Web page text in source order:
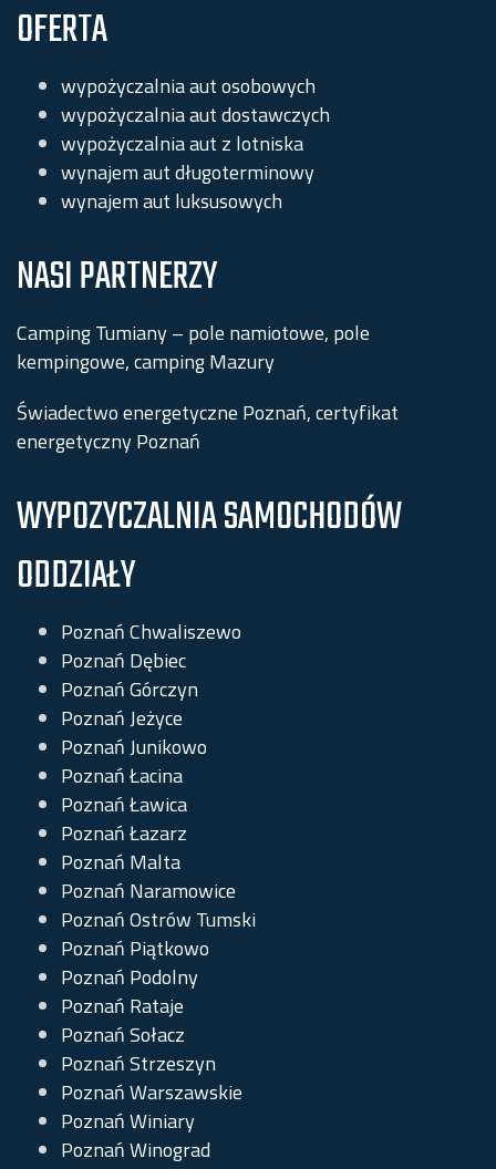
OFERTA
wypożyczalnia aut osobowych
wypożyczalnia aut dostawczych
wypożyczalnia aut z lotniska
wynajem aut długoterminowy
wynajem aut luksusowych
NASI PARTNERZY
Camping Tumiany – pole namiotowe, pole
kempingowe, camping Mazury
Świadectwo energetyczne Poznań, certyfikat
energetyczny Poznań
WYPOZYCZALNIA SAMOCHODÓW
ODDZIAŁY
Poznań Chwaliszewo
Poznań Dębiec
Poznań Górczyn
Poznań Jeżyce
Poznań Junikowo
Poznań Łacina
Poznań Ławica
Poznań Łazarz
Poznań Malta
Poznań Naramowice
Poznań Ostrów Tumski
Poznań Piątkowo
Poznań Podolny
Poznań Rataje
Poznań Sołacz
Poznań Strzeszyn
Poznań Warszawskie
Poznań Winiary
Poznań Winograd